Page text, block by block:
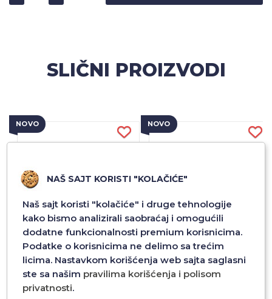
SLIČNI PROIZVODI
NOVO
FOLIJA ZA ZASTITU
EKRANA MOSSILY FULL
GLUE ZA HUAWEI HONOR
MAGIC 8 PRO CRNA
NOVO
FOLIJA ZA ZASTITU
EKRANA MOSSILY FULL
GLUE ZA XIAOMI REDMI
NOTE 14 PRO PLUS CRNA
NAŠ SAJT KORISTI "KOLAČIĆE"
Naš sajt koristi "kolačiće" i druge tehnologije
kako bismo analizirali saobraćaj i omogućili
dodatne funkcionalnosti premium korisnicima.
Podatke o korisnicima ne delimo sa trećim
licima. Nastavkom korišćenja web sajta saglasni
ste sa našim pravilima korišćenja i polisom
privatnosti.